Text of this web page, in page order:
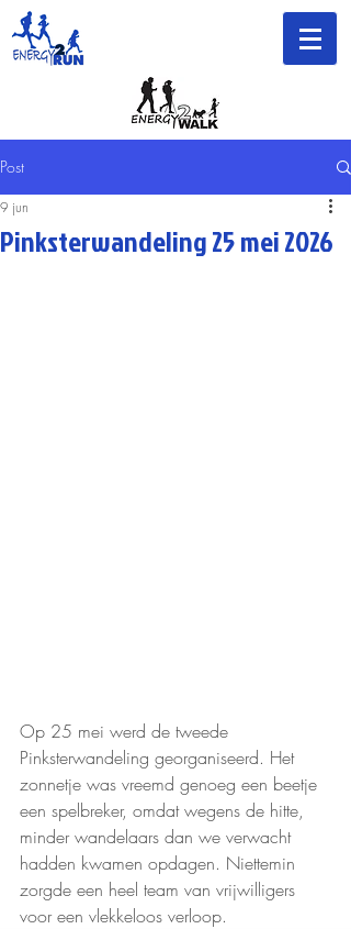
Post
Pinksterwandeling 25 mei 2026
9 jun
Op 25 mei werd de tweede
Pinksterwandeling georganiseerd. Het
zonnetje was vreemd genoeg een beetje
een spelbreker, omdat wegens de hitte,
minder wandelaars dan we verwacht
hadden kwamen opdagen. Niettemin
zorgde een heel team van vrijwilligers
voor een vlekkeloos verloop.